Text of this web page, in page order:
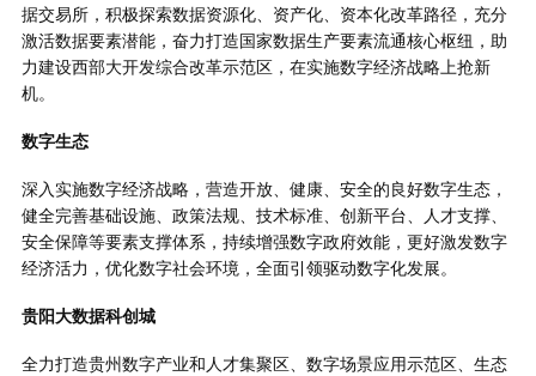
据交易所，积极探索数据资源化、资产化、资本化改革路径，充分
激活数据要素潜能，奋力打造国家数据生产要素流通核心枢纽，助
力建设西部大开发综合改革示范区，在实施数字经济战略上抢新
机。
数字生态
深入实施数字经济战略，营造开放、健康、安全的良好数字生态，
健全完善基础设施、政策法规、技术标准、创新平台、人才支撑、
安全保障等要素支撑体系，持续增强数字政府效能，更好激发数字
经济活力，优化数字社会环境，全面引领驱动数字化发展。
贵阳大数据科创城
全力打造贵州数字产业和人才集聚区、数字场景应用示范区、生态